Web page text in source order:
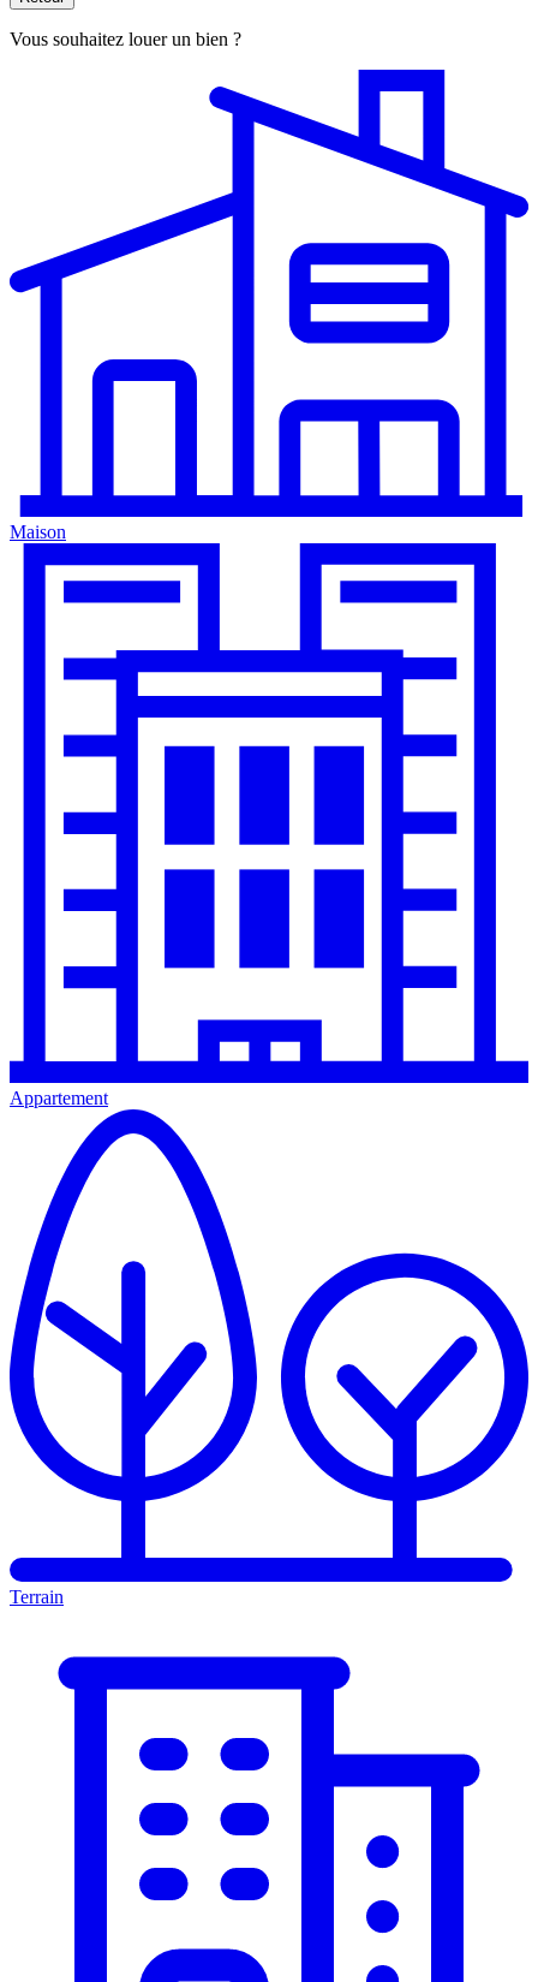
Vous souhaitez louer un bien ?
Maison
Appartement
Terrain